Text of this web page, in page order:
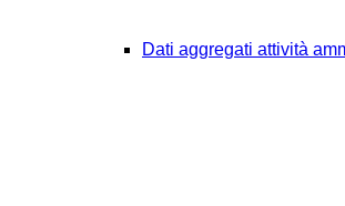
Dati aggregati attività